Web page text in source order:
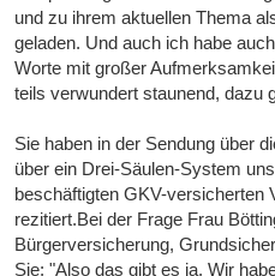
und zu ihrem aktuellen Thema
geladen. Und auch ich habe
Worte mit großer
teils verwundert staunend, dazu
Sie haben in der Sendung über
über ein Drei-Säulen-System
beschäftigten GKV-versicherten
rezitiert.Bei der Frage Frau
Bürgerversicherung,
Sie: "Also das gibt es ja. Wir